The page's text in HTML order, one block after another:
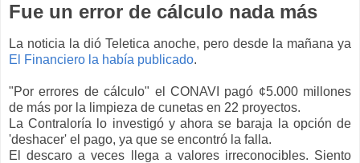
Fue un error de cálculo nada más
La noticia la dió Teletica anoche, pero desde la mañana ya
El Financiero la había publicado.
"Por errores de cálculo" el CONAVI pagó ¢5.000 millones
de más por la limpieza de cunetas en 22 proyectos.
La Contraloría lo investigó y ahora se baraja la opción de
'deshacer' el pago, ya que se encontró la falla.
El descaro a veces llega a valores irreconocibles. Siento